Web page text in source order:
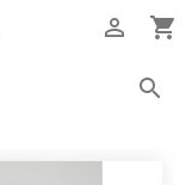


